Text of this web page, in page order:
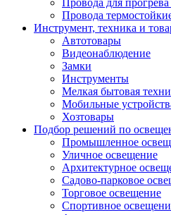
Провода для
Провода
Инструмент, техника и
Автотовары
Видеонаблюдение
Замки
Инструменты
Мелкая бытовая
Мобильные
Хозтовары
Подбор решений по
Промышленное
Уличное освещение
Архитектурное
Садово-парковое
Торговое освещение
Спортивное